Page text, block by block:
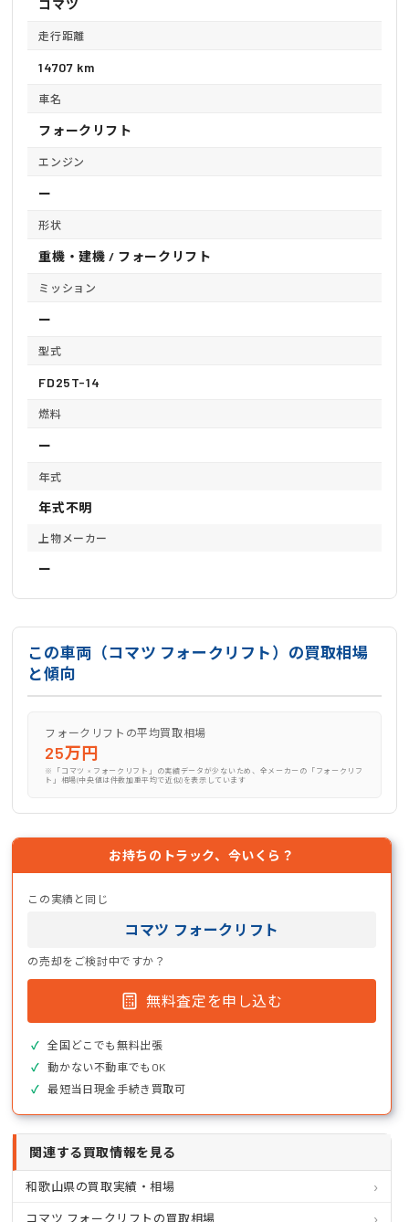
コマツ
走行距離
14707 km
車名
フォークリフト
エンジン
ー
形状
重機・建機 / フォークリフト
ミッション
ー
型式
FD25T-14
燃料
ー
年式
年式不明
上物メーカー
ー
この車両（コマツ フォークリフト）の買取相場
と傾向
フォークリフトの平均買取相場
25万円
※「コマツ × フォークリフト」の実績データが少ないため、全メーカーの「フォークリフ
ト」相場(中央値は件数加重平均で近似)を表示しています
お持ちのトラック、今いくら？
この実績と同じ
コマツ フォークリフト
の売却をご検討中ですか？
無料査定を申し込む
全国どこでも無料出張
動かない不動車でもOK
最短当日現金手続き買取可
関連する買取情報を見る
和歌山県の買取実績・相場
コマツ フォークリフトの買取相場